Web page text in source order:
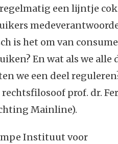
een lijntje
is het om van
En wat als we alle
we een deel
prof. dr.
Mainline).
Instituut voor